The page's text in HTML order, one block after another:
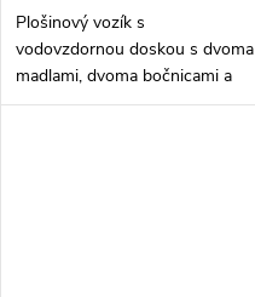
Plošinový vozík s
vodovzdornou doskou s dvoma
madlami, dvoma bočnicami a
zvislými priečkami. Nosnosť